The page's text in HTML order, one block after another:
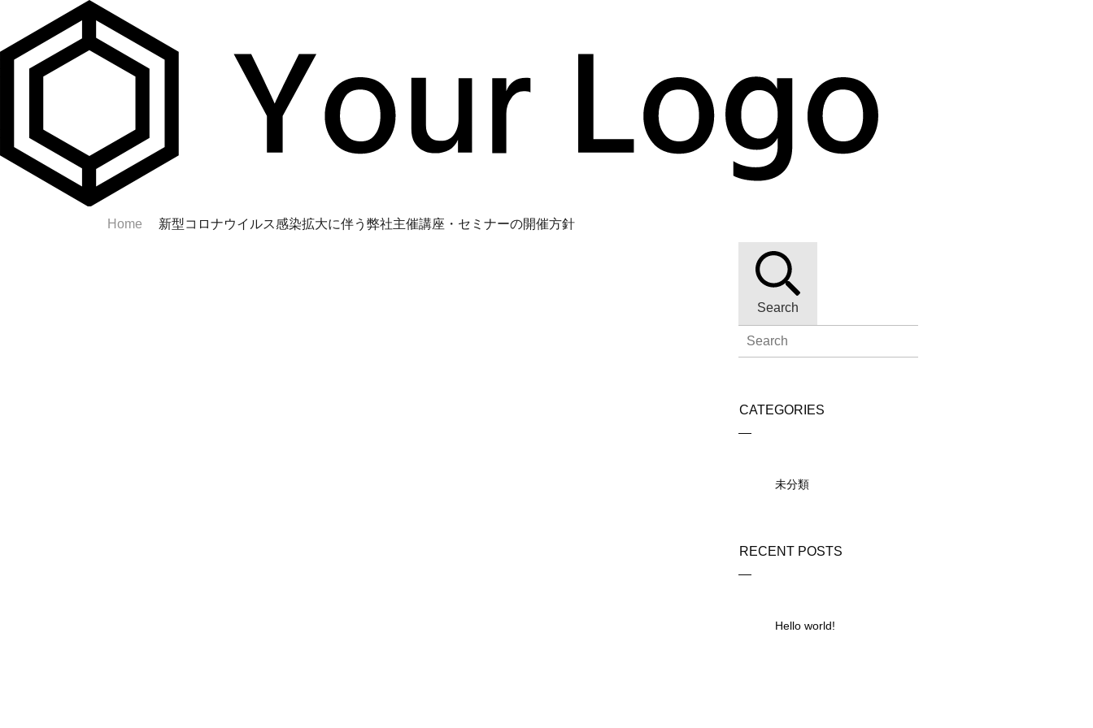
Home 新型コロナウイルス感染拡大に伴う弊社主催講座・セミナーの開催方針
Search
CATEGORIES
未分類
RECENT POSTS
Hello world!